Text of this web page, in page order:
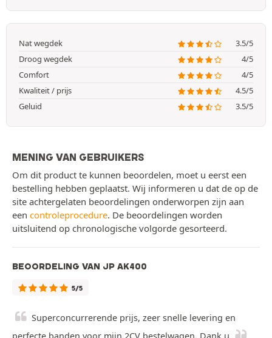
Nat wegdek
3.5/5
Droog wegdek
4/5
Comfort
4/5
Kwaliteit / prijs
4.5/5
Geluid
3.5/5
MENING VAN GEBRUIKERS
Om dit product te kunnen beoordelen, moet u eerst een
bestelling hebben geplaatst. Wij informeren u dat de op de
site achtergelaten beoordelingen onderworpen zijn aan
een controleprocedure. De beoordelingen worden
uitsluitend op chronologische volgorde gesorteerd.
BEOORDELING VAN JP AK400
5/5
Superconcurrerende prijs, zeer snelle levering en